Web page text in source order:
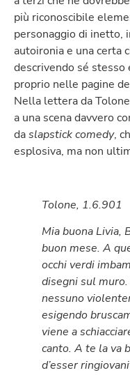
più riconoscibile
personaggio di inetto,
autoironia e una certa
descrivendo sé
proprio nelle pagine
Nella lettera da
a una scena davvero
daslapstick comedy,
esplosiva, ma non
Tolone, 1.6.901
Mia buona Livia,
buon mese. A
occhi verdi
disegni sul
nessuno
esigendo
viene a
canto. A te la va
d’esser